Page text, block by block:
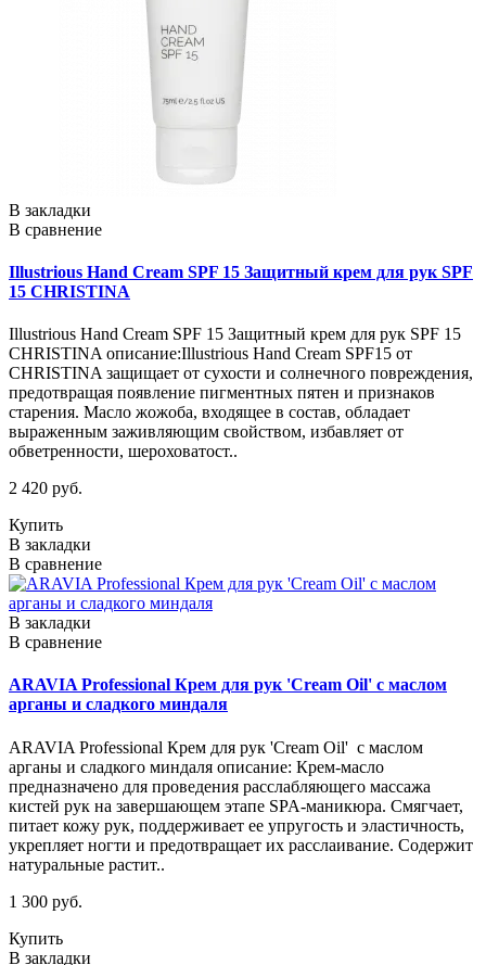
В закладки
В сравнение
Illustrious Hand Cream SPF 15 Защитный крем для рук SPF
15 CHRISTINA
Illustrious Hand Cream SPF 15 Защитный крем для рук SPF 15
CHRISTINA описание:Illustrious Hand Cream SPF15 от
CHRISTINA защищает от сухости и солнечного повреждения,
предотвращая появление пигментных пятен и признаков
старения. Масло жожоба, входящее в состав, обладает
выраженным заживляющим свойством, избавляет от
обветренности, шероховатост..
2 420 руб.
Купить
В закладки
В сравнение
В закладки
В сравнение
ARAVIA Professional Крем для рук 'Cream Oil' с маслом
арганы и сладкого миндаля
ARAVIA Professional Крем для рук 'Cream Oil' с маслом
арганы и сладкого миндаля описание: Крем-масло
предназначено для проведения расслабляющего массажа
кистей рук на завершающем этапе SPA-маникюра. Смягчает,
питает кожу рук, поддерживает ее упругость и эластичность,
укрепляет ногти и предотвращает их расслаивание. Содержит
натуральные растит..
1 300 руб.
Купить
В закладки